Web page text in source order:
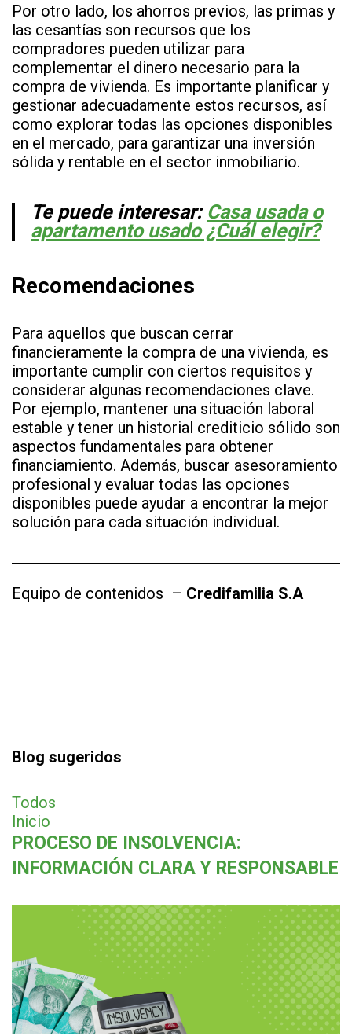
Por otro lado, los ahorros previos, las primas y
las cesantías son recursos que los
compradores pueden utilizar para
complementar el dinero necesario para la
compra de vivienda. Es importante planificar y
gestionar adecuadamente estos recursos, así
como explorar todas las opciones disponibles
en el mercado, para garantizar una inversión
sólida y rentable en el sector inmobiliario.
Te puede interesar: Casa usada o
apartamento usado ¿Cuál elegir?
Recomendaciones
Para aquellos que buscan cerrar
financieramente la compra de una vivienda, es
importante cumplir con ciertos requisitos y
considerar algunas recomendaciones clave.
Por ejemplo, mantener una situación laboral
estable y tener un historial crediticio sólido son
aspectos fundamentales para obtener
financiamiento. Además, buscar asesoramiento
profesional y evaluar todas las opciones
disponibles puede ayudar a encontrar la mejor
solución para cada situación individual.
Equipo de contenidos – Credifamilia S.A
Blog sugeridos
Todos
Inicio
PROCESO DE INSOLVENCIA:
INFORMACIÓN CLARA Y RESPONSABLE